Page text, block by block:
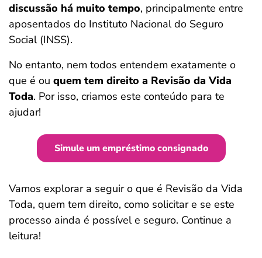
discussão há muito tempo, principalmente entre
aposentados do Instituto Nacional do Seguro
Social (INSS).
No entanto, nem todos entendem exatamente o
que é ou quem tem direito a Revisão da Vida
Toda. Por isso, criamos este conteúdo para te
ajudar!
Simule um empréstimo consignado
Vamos explorar a seguir o que é Revisão da Vida
Toda, quem tem direito, como solicitar e se este
processo ainda é possível e seguro. Continue a
leitura!